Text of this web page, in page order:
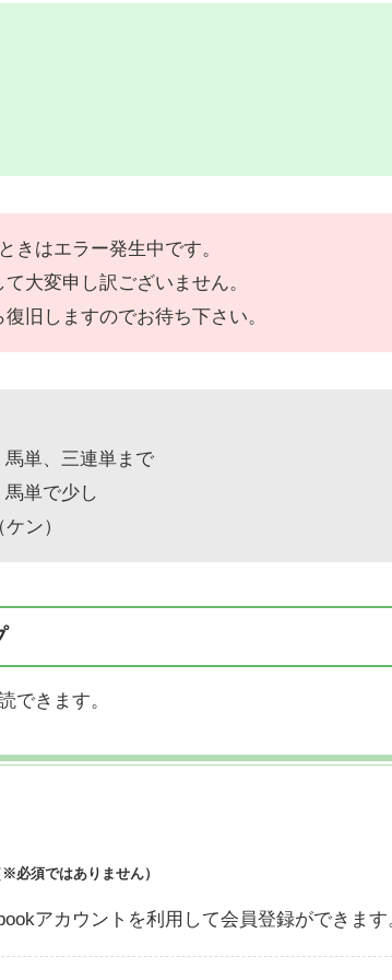
きはエラー発生中です。
大変申し訳ございません。
旧しますのでお待ち下さい。
単、三連単まで
馬単で少し
ン）
できます。
必須ではありません）
アカウントを利用して会員登録ができます